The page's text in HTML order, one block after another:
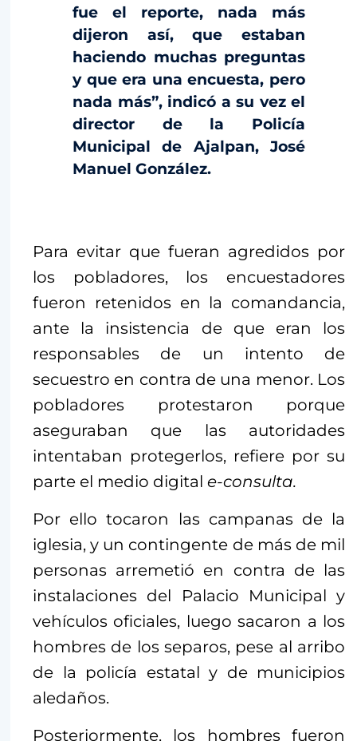
fue el reporte, nada más
dijeron así, que estaban
haciendo muchas preguntas
y que era una encuesta, pero
nada más”, indicó a su vez el
director de la Policía
Municipal de Ajalpan, José
Manuel González.
Para evitar que fueran agredidos por
los pobladores, los encuestadores
fueron retenidos en la comandancia,
ante la insistencia de que eran los
responsables de un intento de
secuestro en contra de una menor. Los
pobladores protestaron porque
aseguraban que las autoridades
intentaban protegerlos, refiere por su
parte el medio digital e-consulta.
Por ello tocaron las campanas de la
iglesia, y un contingente de más de mil
personas arremetió en contra de las
instalaciones del Palacio Municipal y
vehículos oficiales, luego sacaron a los
hombres de los separos, pese al arribo
de la policía estatal y de municipios
aledaños.
Posteriormente, los hombres fueron